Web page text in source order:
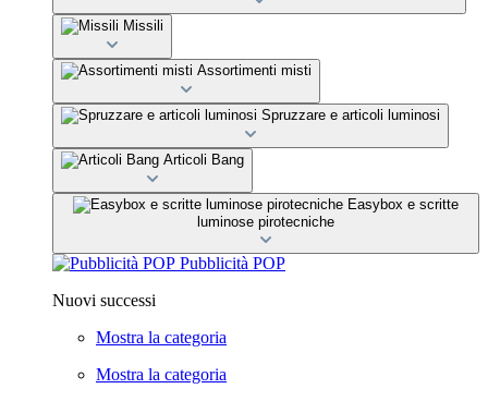
Missili
Assortimenti misti
Spruzzare e articoli luminosi
Articoli Bang
Easybox e scritte
luminose pirotecniche
Pubblicità POP
Nuovi successi
Mostra la categoria
Mostra la categoria